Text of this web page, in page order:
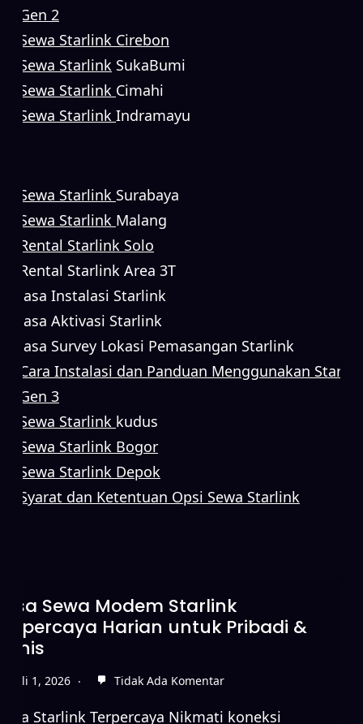
Gen 2
Sewa Starlink Cirebon
Sewa Starlink SukaBumi
Sewa Starlink Cimahi
Sewa Starlink Indramayu
Sewa Starlink Surabaya
Sewa Starlink Malang
Rental Starlink Solo
Rental Starlink Area 3T
Jasa Instalasi Starlink
Jasa Aktivasi Starlink
Jasa Survey Lokasi Pemasangan Starlink
Cara Instalasi dan Panduan Menggunakan
Gen 3
Sewa Starlink kudus
Sewa Starlink Bogor
Sewa Starlink Depok
Syarat dan Ketentuan Opsi Sewa Starlink
Sewa Modem Starlink
Harian untuk Pribadi &
Juli 1, 2026 Tidak Ada Komentar
Starlink Terpercaya Nikmati koneksi